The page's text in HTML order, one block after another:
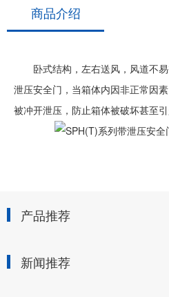
商品介绍
卧式结构，左右送风，风道不
泄压安全门，当箱体内因非正常因
被冲开泄压，防止箱体被破坏甚至引
产品推荐
新闻推荐